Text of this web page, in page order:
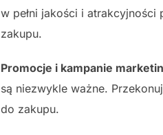
w pełni jakości i
zakupu.
Promocje i kampanie
są niezwykle ważne.
do zakupu.